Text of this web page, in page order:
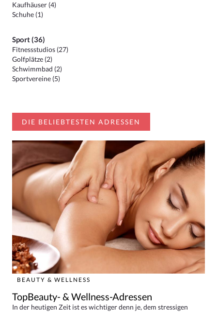
Kaufhäuser (4)
Schuhe (1)
Sport (36)
Fitnessstudios (27)
Golfplätze (2)
Schwimmbad (2)
Sportvereine (5)
DIE BELIEBTESTEN ADRESSEN
BEAUTY & WELLNESS
TopBeauty- & Wellness-Adressen
In der heutigen Zeit ist es wichtiger denn je, dem stressigen